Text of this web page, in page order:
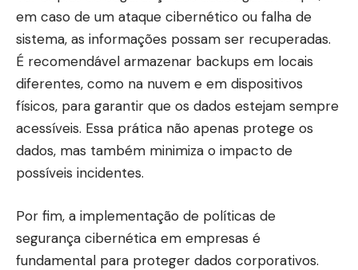
em caso de um ataque cibernético ou falha de
sistema, as informações possam ser recuperadas.
É recomendável armazenar backups em locais
diferentes, como na nuvem e em dispositivos
físicos, para garantir que os dados estejam sempre
acessíveis. Essa prática não apenas protege os
dados, mas também minimiza o impacto de
possíveis incidentes.
Por fim, a implementação de políticas de
segurança cibernética em empresas é
fundamental para proteger dados corporativos.